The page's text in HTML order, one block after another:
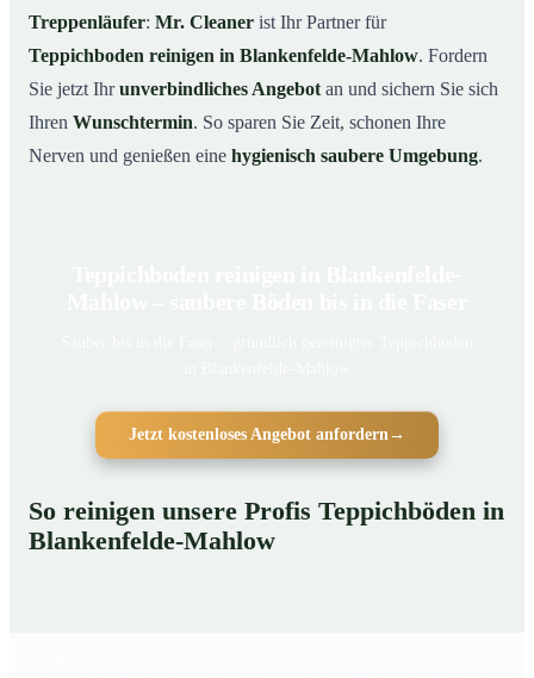
Treppenläufer: Mr. Cleaner ist Ihr Partner für
Teppichboden reinigen in Blankenfelde-Mahlow. Fordern
Sie jetzt Ihrunverbindliches Angebot an und sichern Sie sich
Ihren Wunschtermin. So sparen Sie Zeit, schonen Ihre
Nerven und genießen eine hygienisch saubere Umgebung.
Jetzt kostenloses Angebot anfordern →
So reinigen unsere Profis Teppichböden in
Blankenfelde-Mahlow